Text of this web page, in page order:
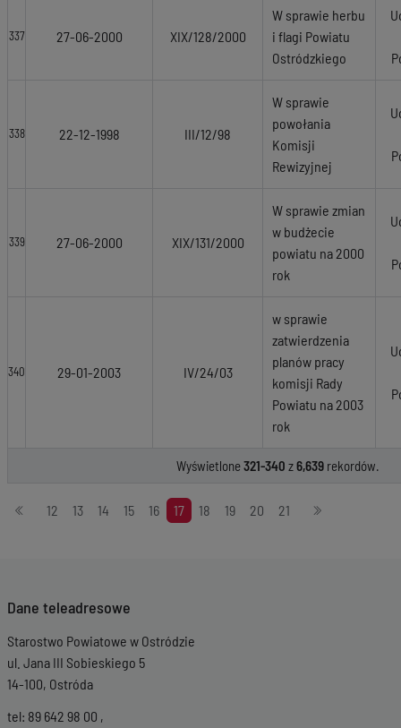
337 27-06-2000 XIX/128/2000
W sprawie herbu
i flagi Powiatu
Ostródzkiego
338 22-12-1998 III/12/98
W sprawie
powołania
Komisji
Rewizyjnej
339 27-06-2000 XIX/131/2000
W sprawie zmian
w budżecie
powiatu na 2000
rok
340 29-01-2003 IV/24/03
w sprawie
zatwierdzenia
planów pracy
komisji Rady
Powiatu na 2003
rok
Wyświetlone321-340 z6,639 rekordów.
Stronicowanie
12 13 14 15 16 17 18 19 20 21
Dane teleadresowe
Starostwo Powiatowe w Ostródzie
ul. Jana III Sobieskiego 5
14-100, Ostróda
tel: 89 642 98 00 ,